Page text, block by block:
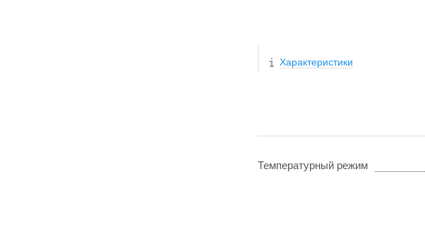
Характеристики
Температурный режим